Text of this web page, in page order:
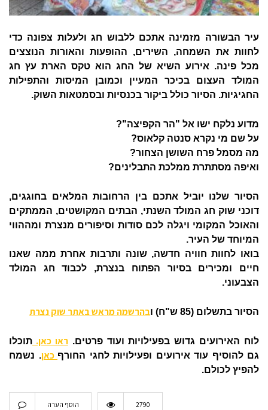
עיר הבשורה מזמינה אתכם ללבוש חג ולעלות צפונה כדי
לחוות את השמחה, השירים, ההופעות והאורות הנוצצים
מכל פינה. אירוע השיא של החג הוא טקס הארת עץ חג
המולד העצום בכיכר המעיין וכמובן המיסות והתפילות
החגיגיות. הסיור כולל ביקור בכנסיות ובסמטאות השוק.
מדוע נלקח ישו אל "הר הקפיצה"?
על שם מי נקרא סנטה קלאוס?
מה מסמל פרח השושן הצחור?
ואיפה מסתתרת ממלכת התבלינים?
הסיור שלנו יוביל אתכם בין הרחובות המלאים בחוגגים,
דוכני שוק חג המולד השנתי, הבתים המקושטים, הממתקים
והאוכל המקומי ויגלה לכם סודות וסיפורים מנצרת ומההווי
המיוחד של העיר.
בואו לחוות חוויה חדשה, שונה ותרבות אחרת ממה שאנו
חיים ומכירים בסיור הפתוח בנצרת, לכבוד חג המולד
הצבעוני.
הסיור בתשלום (85 ש"ח) ו בהרשמה מראש באתר שוק נצרת
לוח האירועים גדוש בפעילויות ועוד פרטים.ראו כאן. תוכלו
גם להוסיף עוד אירועים ופעילויות לחגי החורף כאן. נשמח
להפיץ לכולם.
הוסף הערה 2790